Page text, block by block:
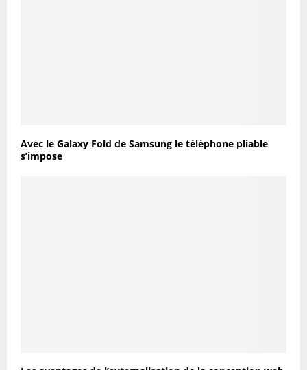
Avec le Galaxy Fold de Samsung le téléphone pliable
s’impose